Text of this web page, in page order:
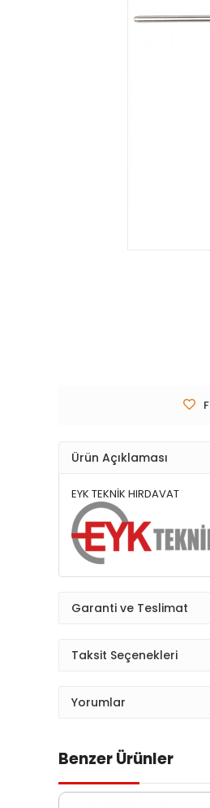
Ürün Açıklaması
EYK TEKNİK HIRDAVAT
Garanti ve Teslimat
Taksit Seçenekleri
Yorumlar
Benzer Ürünler